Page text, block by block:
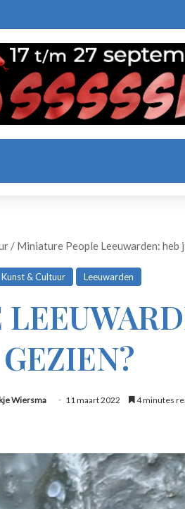
/ Miniature People Leeuwarden: heb
Kunst & Cultuur Leeuwarden
GEZIEN?
Wiersma 11 maart 2022 4 minutes